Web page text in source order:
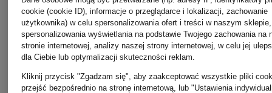
Olymp
Palm
Royal
Republiq
cookie (cookie ID), informacje o przeglądarce i lokalizacji, zachowanie
użytkownika) w celu spersonalizowania ofert i treści w naszym sklepie,
spersonalizowania wyświetlania na podstawie Twojego zachowania na
stronie internetowej, analizy naszej strony internetowej, w celu jej
dla Ciebie lub optymalizacji skuteczności reklam.
Kliknij przycisk "Zgadzam się", aby zaakceptować wszystkie pliki
przejść bezpośrednio na stronę internetową, lub "Ustawienia